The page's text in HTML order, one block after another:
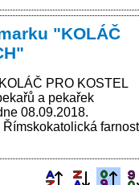
"KOLÁČ
PRO KOSTEL
a pekařek
08.09.2018.
farnost